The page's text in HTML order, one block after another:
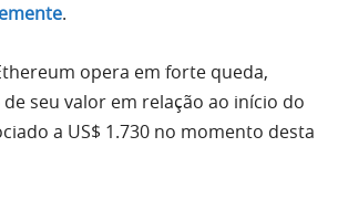
.
opera em forte queda,
seu valor em relação ao início do
a US$ 1.730 no momento desta